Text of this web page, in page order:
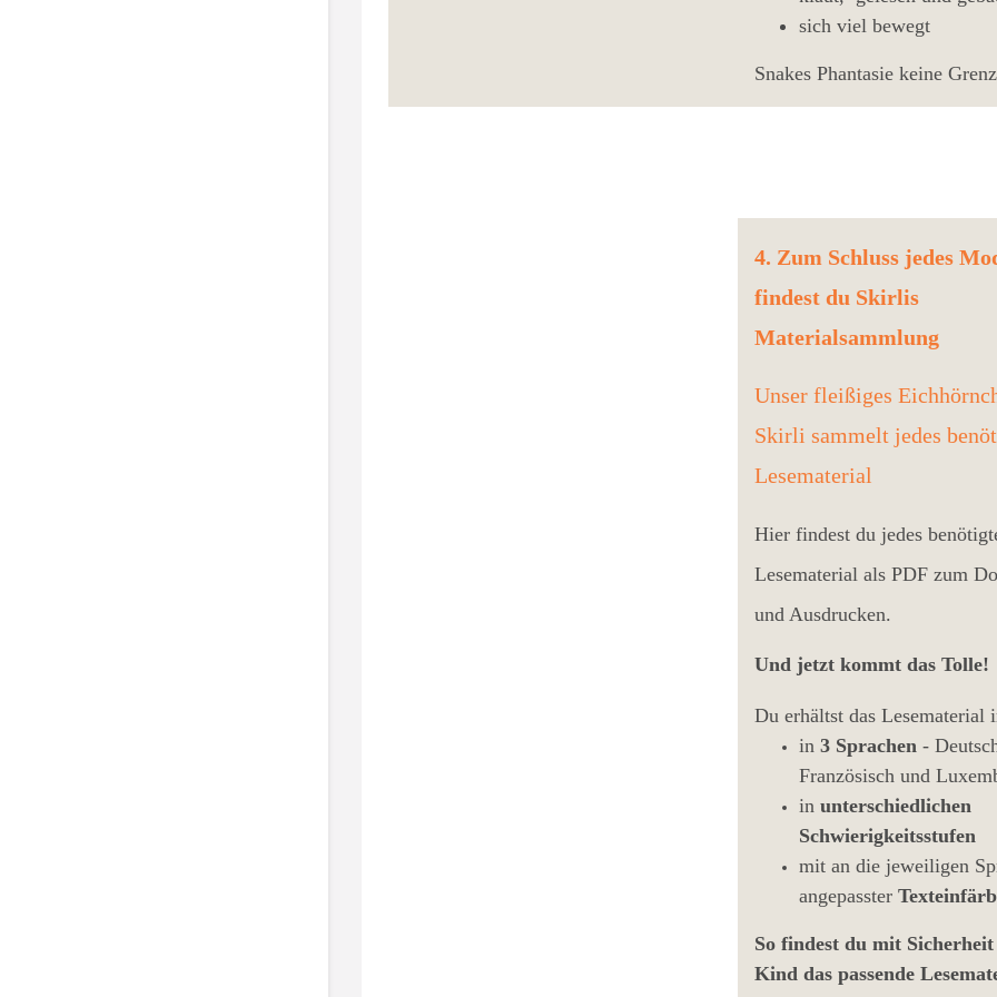
sich viel bewegt
Snakes Phantasie keine
4. Zum Schluss jedes
findest du Skirlis
Materialsammlung
Unser fleißiges
Skirli sammelt jedes
Lesematerial
Hier findest du jedes
Lesematerial als PDF zum
und Ausdrucken.
Und jetzt kommt das Tolle!
Du erhältst das Lesematerial
in3 Sprachen-
Französisch und
inunterschiedlichen
Schwierigkeitsstufen
mit an die jeweiligen
angepasster
So findest du mit
Kind das passende